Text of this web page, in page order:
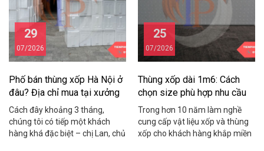
thùng xốp kém chất […]
chuyên nghiệp, […]
29
07/2026
Phố bán thùng xốp Hà Nội ở
đâu? Địa chỉ mua tại xưởng
giá rẻ
Cách đây khoảng 3 tháng,
chúng tôi có tiếp một khách
hàng khá đặc biệt – chị Lan, chủ
25
07/2026
Thùng xốp dài 1m6: Cách
chọn size phù hợp nhu cầu
Trong hơn 10 năm làm nghề
cung cấp vật liệu xốp và thùng
xốp cho khách hàng khắp miền